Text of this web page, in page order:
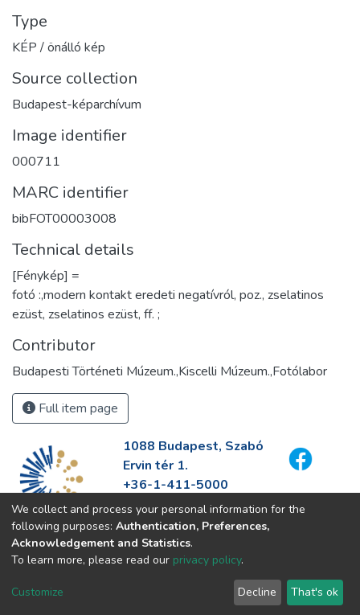
Type
KÉP / önálló kép
Source collection
Budapest-képarchívum
Image identifier
000711
MARC identifier
bibFOT00003008
Technical details
[Fénykép] =
fotó :,modern kontakt eredeti negatívról, poz., zselatinos
ezüst, zselatinos ezüst, ff. ;
Contributor
Budapesti Történeti Múzeum.,Kiscelli Múzeum.,Fotólabor
Full item page
1088 Budapest, Szabó
Ervin tér 1.
+36-1-411-5000
info@fszek.hu
https://fszek.hu
We collect and process your personal information for the
following purposes: Authentication, Preferences,
Acknowledgement and Statistics.
To learn more, please read our privacy policy.
Customize Decline That's ok